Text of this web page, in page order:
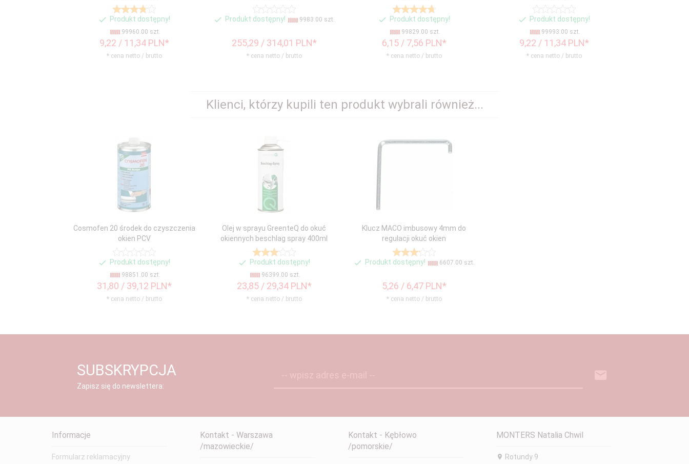
Produkt dostępny!
99960.00 szt.
9,22 / 11,34 PLN*
* cena netto / brutto
Produkt dostępny! 9983.00 szt.
255,29 / 314,01 PLN*
* cena netto / brutto
Produkt dostępny!
99829.00 szt.
6,15 / 7,56 PLN*
* cena netto / brutto
Produkt dostępny!
99993.00 szt.
9,22 / 11,34 PLN*
* cena netto / brutto
Klienci, którzy kupili ten produkt wybrali również...
Cosmofen 20 środek do czyszczenia
okien PCV
Produkt dostępny!
98851.00 szt.
31,80 / 39,12 PLN*
* cena netto / brutto
Olej w sprayu GreenteQ do okuć
okiennych beschlag spray 400ml
Produkt dostępny!
96399.00 szt.
23,85 / 29,34 PLN*
* cena netto / brutto
Klucz MACO imbusowy 4mm do
regulacji okuć okien
Produkt dostępny! 6607.00 szt.
5,26 / 6,47 PLN*
* cena netto / brutto
SUBSKRYPCJA
Zapisz się do newslettera:
Informacje
Formularz reklamacyjny
Kontakt - Warszawa
/mazowieckie/
Kontakt - Kębłowo
/pomorskie/
MONTERS Natalia Chwil
Rotundy 9